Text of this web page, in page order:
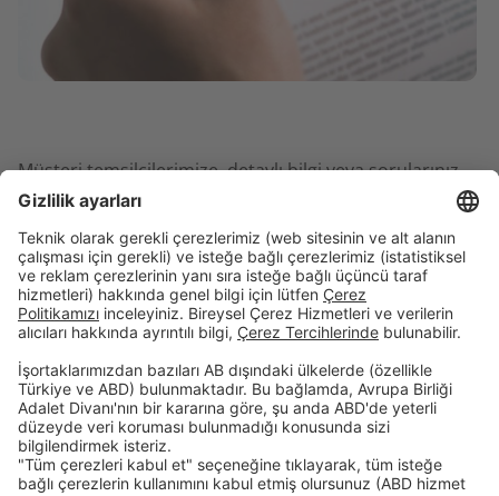
Müşteri temsilcilerimize, detaylı bilgi veya sorularınız
için0800 88 66 00
Birikim & FinansmanKurumsal Dijital BankacılıkÖncelikli Bankacılık
ŞubelerimizİletişimRandevu FormuFaiz Hesaplama Aracı
Hizmet Sözleşmeleri Tasarruf Mevduatı Güvencesi Gizlilik Politikası Güvenlik Resmi Tatil Günleri
Çerez Tercihleri